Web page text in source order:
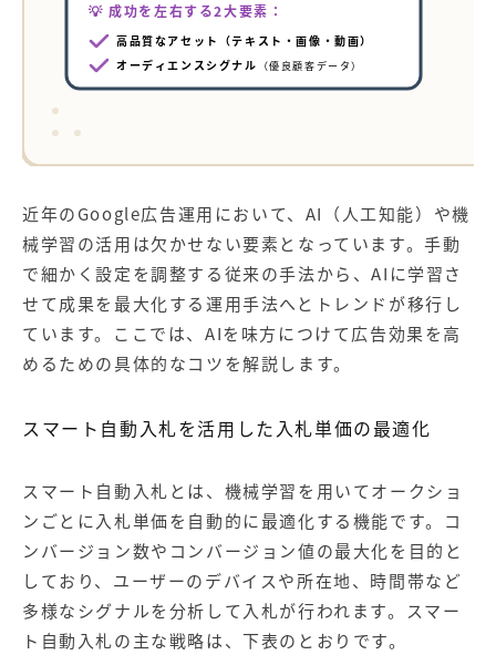
💡 成功を左右する2大要素：
高品質なアセット（テキスト・画像・動画）
オーディエンスシグナル
（優良顧客データ）
近年のGoogle広告運用において、AI（人工知能）や機
械学習の活用は欠かせない要素となっています。手動
で細かく設定を調整する従来の手法から、AIに学習さ
せて成果を最大化する運用手法へとトレンドが移行し
ています。ここでは、AIを味方につけて広告効果を高
めるための具体的なコツを解説します。
スマート自動入札を活用した入札単価の最適化
スマート自動入札とは、機械学習を用いてオークショ
ンごとに入札単価を自動的に最適化する機能です。コ
ンバージョン数やコンバージョン値の最大化を目的と
しており、ユーザーのデバイスや所在地、時間帯など
多様なシグナルを分析して入札が行われます。スマー
ト自動入札の主な戦略は、下表のとおりです。